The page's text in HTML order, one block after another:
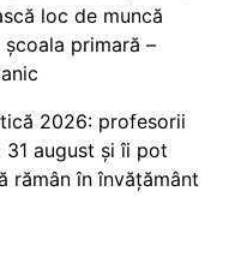
loc de muncă
primară –
2026: profesorii
31 august și îi pot
rămân în învățământ